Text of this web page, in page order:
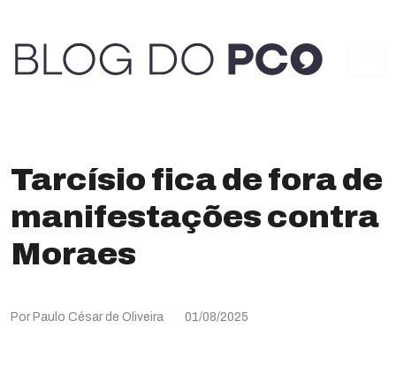
Tarcísio fica de fora de
manifestações contra
Moraes
Por Paulo César de Oliveira 01/08/2025